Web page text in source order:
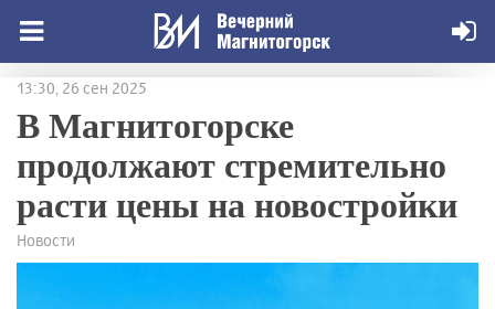
13:30, 26 сен 2025
В Магнитогорске
продолжают стремительно
расти цены на новостройки
Новости